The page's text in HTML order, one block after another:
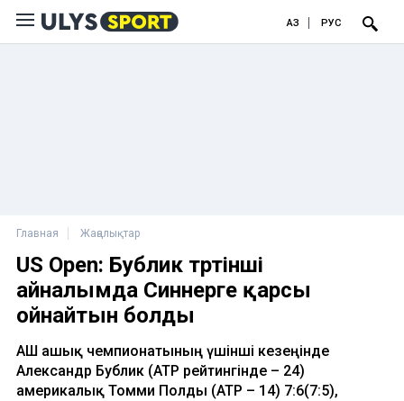
ҚАЗ РУС
Главная Жаңалықтар
US Open: Бублик төртінші
айналымда Синнерге қарсы
ойнайтын болды
АҚШ ашық чемпионатының үшінші кезеңінде
Александр Бублик (АТР рейтингінде – 24)
америкалық Томми Полды (АТР – 14) 7:6(7:5),